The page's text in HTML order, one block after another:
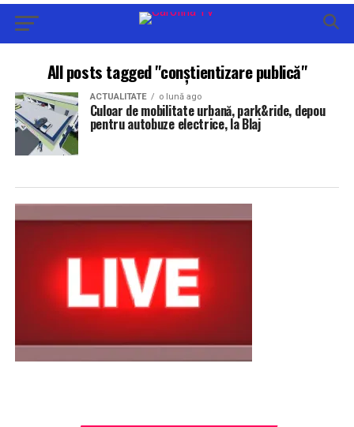
All posts tagged "conștientizare publică"
ACTUALITATE o lună ago
Culoar de mobilitate urbană, park&ride, depou
pentru autobuze electrice, la Blaj